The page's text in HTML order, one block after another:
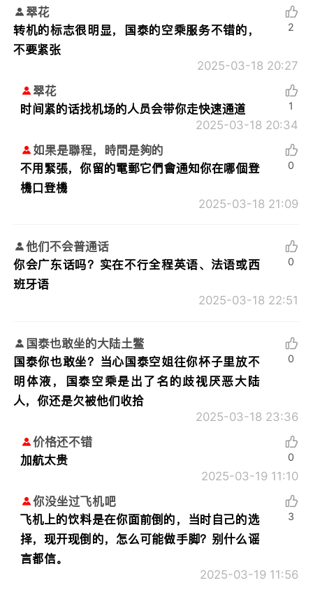
翠花
转机的标志很明显，国泰的空乘服务不错的，
不要紧张
2025-03-18 20:27
2
翠花
时间紧的话找机场的人员会带你走快速通道
2025-03-18 20:34
1
如果是聯程，時間是夠的
不用緊張，你留的電郵它們會通知你在哪個登
機口登機
2025-03-18 21:09
0
他们不会普通话
你会广东话吗？实在不行全程英语、法语或西
班牙语
2025-03-18 22:51
0
国泰也敢坐的大陆土鳖
国泰你也敢坐？当心国泰空姐往你杯子里放不
明体液，国泰空乘是出了名的歧视厌恶大陆
人，你还是欠被他们收拾
2025-03-18 23:36
0
价格还不错
加航太贵
2025-03-19 11:10
0
你没坐过飞机吧
飞机上的饮料是在你面前倒的，当时自己的选
择，现开现倒的，怎么可能做手脚？别什么谣
言都信。
2025-03-19 11:56
3